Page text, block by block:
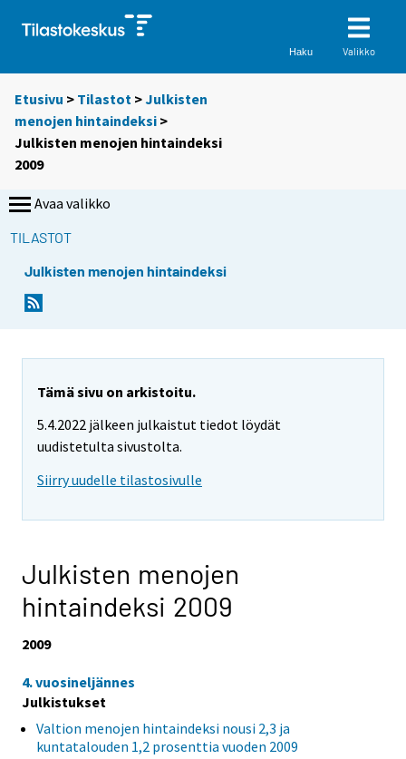
Haku Valikko
Etusivu > Tilastot >Julkisten
menojen hintaindeksi >
Julkisten menojen hintaindeksi
2009
Avaa valikko
TILASTOT
Julkisten menojen hintaindeksi
Tämä sivu on arkistoitu.
5.4.2022 jälkeen julkaistut tiedot löydät
uudistetulta sivustolta.
Siirry uudelle tilastosivulle
Julkisten menojen
hintaindeksi 2009
2009
4. vuosineljännes
Julkistukset
Valtion menojen hintaindeksi nousi 2,3 ja
kuntatalouden 1,2 prosenttia vuoden 2009